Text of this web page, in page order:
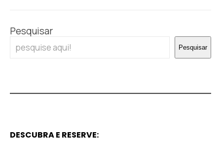
Pesquisar
Pesquisar
DESCUBRA E RESERVE: